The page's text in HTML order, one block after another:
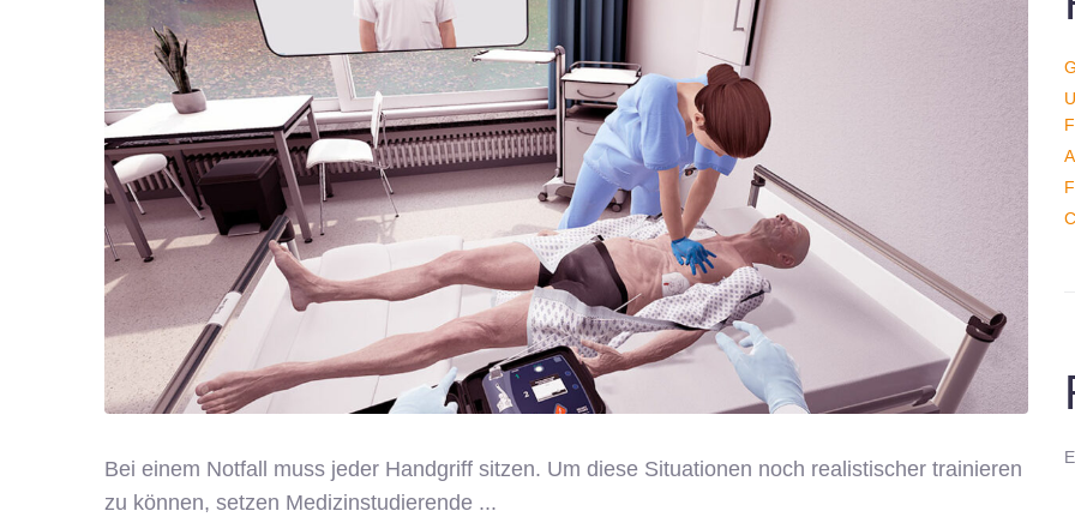
Bei einem Notfall muss jeder Handgriff sitzen. Um diese Situationen noch realistischer trainieren
zu können, setzen Medizinstudierende ...